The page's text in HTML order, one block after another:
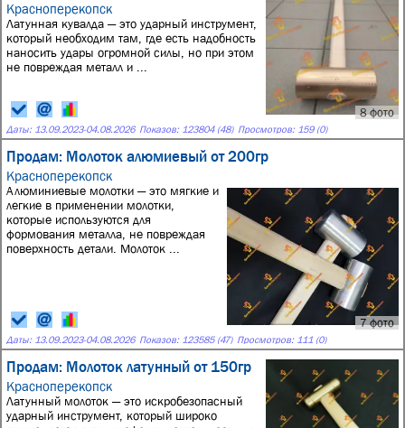
Красноперекопск
8 фото
Латунная кувалда — это ударный инструмент,
который необходим там, где есть надобность
наносить удары огромной силы, но при этом
не повреждая металл и ...
Даты: 13.09.2023-04.08.2026 Показов: 123804 (48) Просмотров: 159 (0)
Продам: Молоток алюмиевый от 200гр
Красноперекопск
7 фото
Алюминиевые молотки — это мягкие и
легкие в применении молотки,
которые используются для
формования металла, не повреждая
поверхность детали. Молоток ...
Даты: 13.09.2023-04.08.2026 Показов: 123585 (47) Просмотров: 111 (0)
Продам: Молоток латунный от 150гр
Красноперекопск
Латунный молоток — это искробезопасный
ударный инструмент, который широко